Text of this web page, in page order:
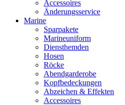
Accessoires
Änderungsservice
Marine
Sparpakete
Marineuniform
Diensthemden
Hosen
Röcke
Abendgarderobe
Kopfbedeckungen
Abzeichen & Effekten
Accessoires